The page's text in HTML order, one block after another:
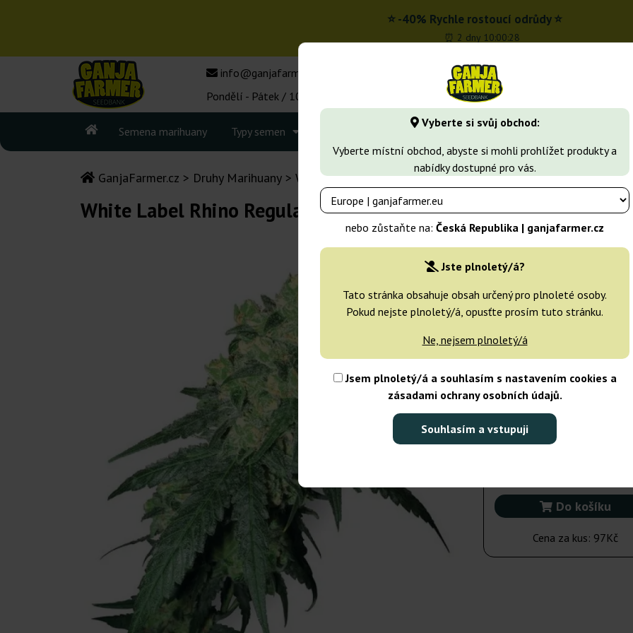
Vyberte si svůj obchod:
Vyberte místní obchod, abyste si mohli prohlížet produkty a
nabídky dostupné pro vás.
nebo zůstaňte na: Česká Republika | ganjafarmer.cz
Jste plnoletý/á?
Tato stránka obsahuje obsah určený pro plnoleté osoby.
Pokud nejste plnoletý/á, opusťte prosím tuto stránku.
Ne, nejsem plnoletý/á
Jsem plnoletý/á a souhlasím s nastavením cookies a
zásadami ochrany osobních údajů.
Souhlasím a vstupuji
⭐ -40% Rychle rostoucí odrůdy ⭐
⏰ 2 dny 10:00:27
info@ganjafarmer.cz
Pondělí - Pátek / 10:00 - 16:00
Semena marihuany Typy semen Druhy marihuany
GanjaFarmer.cz Druhy Marihuany White Widow White Label Rhino Regular
White Label Rhino Regular White Label
Chovatelé:
White Label
Originální balení:
Odeslání do 3-7
10 semen
970Kč
Do košíku
Cena za kus: 97Kč